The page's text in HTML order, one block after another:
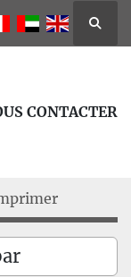
CONTACTER